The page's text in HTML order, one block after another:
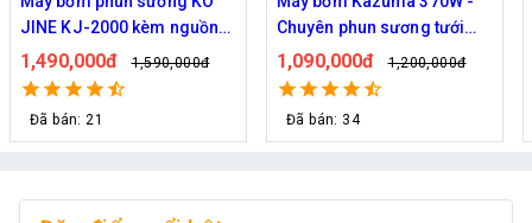
Chuyên phun sương tưới
cây
1,090,000đ 1,200,000đ
Đã bán: 34
Quốc Daehan DH 50 - Hỗ trợ
từ 30 đến 50 béc phun
1,800,000đ 2,129,000đ
Đã bán: 21